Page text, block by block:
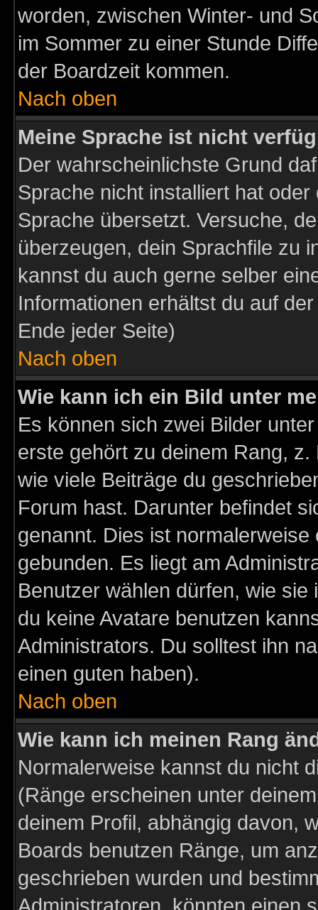
worden, zwischen Winter- und
im Sommer zu einer Stunde
der Boardzeit kommen.
Nach oben
Meine Sprache ist nicht
Der wahrscheinlichste Grund
Sprache nicht installiert hat
Sprache übersetzt. Versuche,
überzeugen, dein Sprachfile zu
kannst du auch gerne selber
Informationen erhältst du auf
Ende jeder Seite)
Nach oben
Wie kann ich ein Bild unter
Es können sich zwei Bilder
erste gehört zu deinem Rang,
wie viele Beiträge du
Forum hast. Darunter befindet
genannt. Dies ist
gebunden. Es liegt am
Benutzer wählen dürfen, wie
du keine Avatare benutzen
Administrators. Du solltest ihn
einen guten haben).
Nach oben
Wie kann ich meinen Rang
Normalerweise kannst du nicht
(Ränge erscheinen unter
deinem Profil, abhängig davon,
Boards benutzen Ränge, um
geschrieben wurden und